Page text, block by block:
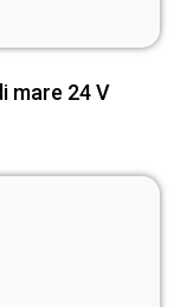
mare 24 V